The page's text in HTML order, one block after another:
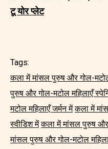
टू योर प्लेट
Tags:
कला में मांसल पुरुष और गोल-
पुरुष और गोल-मटोल महिलाएँ
मटोल महिलाएँ जर्मन में कला में
स्वीडिश में कला में मांसल पुरुष और
मांसल पुरुष और गोल-मटोल